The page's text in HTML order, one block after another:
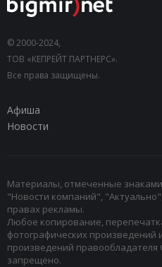
© 2000-2024,
ТОВ «КЕПРЕЙТ ПАРТНЕРС».
Все права защищены.
Афиша
Новости
Материалы, отмеченные
"Новости компаний",
правах рекламы.
Любое копирование,
фотографических произведений
произведений правообладателя
запрещено.